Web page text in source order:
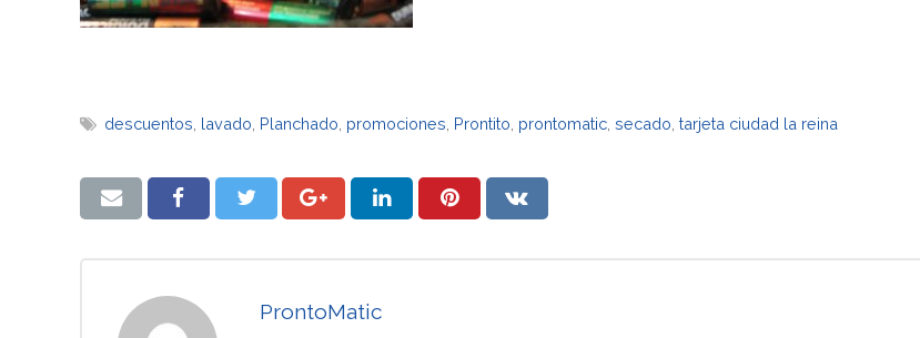
descuentos lavado Planchado promociones Prontito prontomatic ,secado ,tarjeta ciudad la reina
ProntoMatic